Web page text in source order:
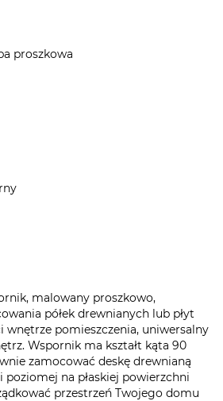
proszkowa
malowany proszkowo,
półek drewnianych lub płyt
pomieszczenia, uniwersalny
Wspornik ma kształt kąta 90
zamocować deskę drewnianą
na płaskiej powierzchni
przestrzeń Twojego domu